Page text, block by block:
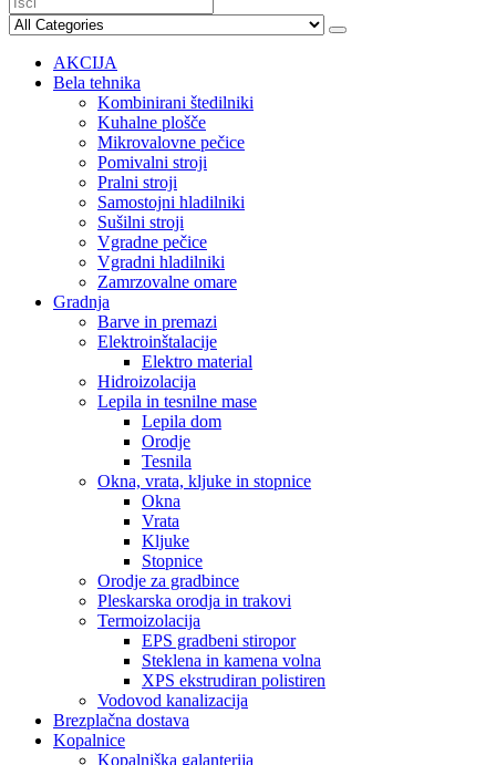
AKCIJA
Bela tehnika
Kombinirani štedilniki
Kuhalne plošče
Mikrovalovne pečice
Pomivalni stroji
Pralni stroji
Samostojni hladilniki
Sušilni stroji
Vgradne pečice
Vgradni hladilniki
Zamrzovalne omare
Gradnja
Barve in premazi
Elektroinštalacije
Elektro material
Hidroizolacija
Lepila in tesnilne mase
Lepila dom
Orodje
Tesnila
Okna, vrata, kljuke in stopnice
Okna
Vrata
Kljuke
Stopnice
Orodje za gradbince
Pleskarska orodja in trakovi
Termoizolacija
EPS gradbeni stiropor
Steklena in kamena volna
XPS ekstrudiran polistiren
Vodovod kanalizacija
Brezplačna dostava
Kopalnice
Kopalniška galanterija